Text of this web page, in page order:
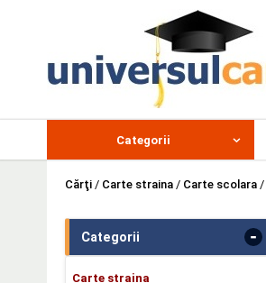
Categorii
Cărţi / Carte straina / Carte scolara /
Categorii -
Carte straina